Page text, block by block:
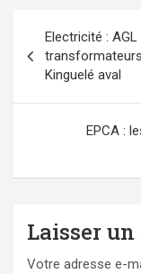
de
l’article
Electricité :
Kinguelé aval
EPCA :
Laisser
Votre adresse e-